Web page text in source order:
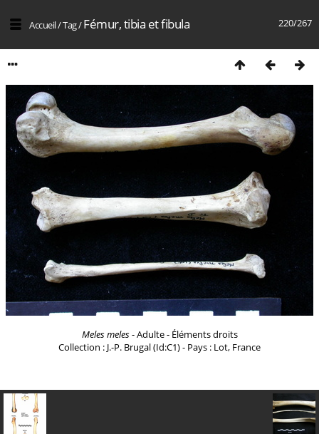
220/267
Accueil/Tag/Fémur, tibia et fibula
Meles meles- Adulte - Éléments droits
Collection : J.-P. Brugal (Id:C1) - Pays : Lot, France